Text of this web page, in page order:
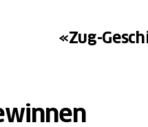
«Zug-